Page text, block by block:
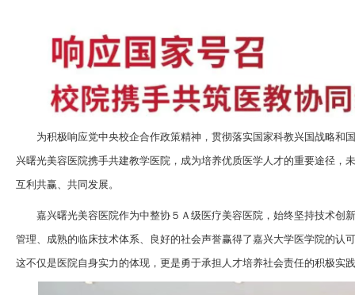
为积极响应党中央校企合作政策精神，贯彻落实国家科教兴国战略
兴曙光美容医院携手共建教学医院，成为培养优质医学人才的重要途径
互利共赢、共同发展。
嘉兴曙光美容医院作为中整协５Ａ级医疗美容医院，始终坚持技术
管理、成熟的临床技术体系、良好的社会声誉赢得了嘉兴大学医学院的
这不仅是医院自身实力的体现，更是勇于承担人才培养社会责任的积极实